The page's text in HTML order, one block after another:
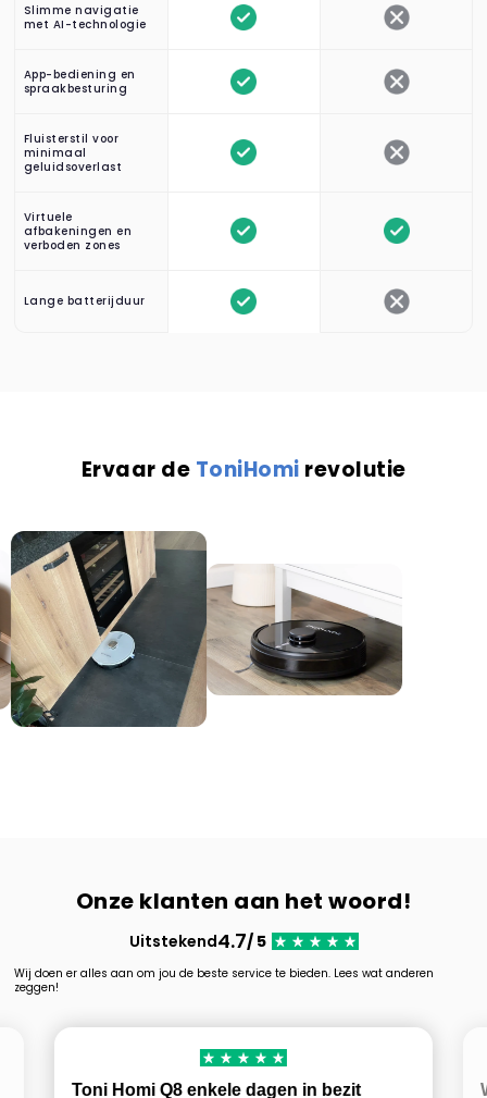
Slimme navigatie
met AI-technologie
App-bediening en
spraakbesturing
Fluisterstil voor
minimaal
geluidsoverlast
Virtuele
afbakeningen en
verboden zones
Lange batterijduur
Ervaar de ToniHomi revolutie
Onze klanten aan het woord!
Uitstekend4.7/ 5
Wij doen er alles aan om jou de beste service te bieden. Lees wat anderen
zeggen!
Toni Homi Q8 enkele dagen in bezit